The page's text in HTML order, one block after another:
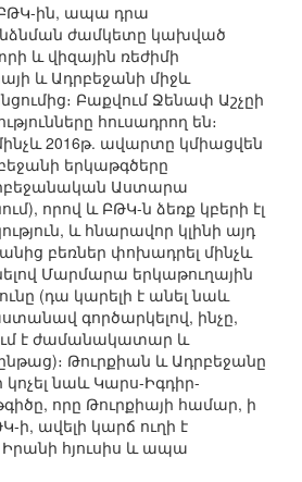
ԲԹԿ-ին, ապա դրա
ժամկետը կախված
և վիզային ռեժիմի
և Ադրբեջանի միջև
Բաքվում Ջենափ Աշչըի
հուսադրող են։
2016թ. ավարտը կմիացվեն
երկաթգծերը
Աստարա
որով և ԲԹԿ-ն ձեռք կբերի էլ
և հնարավոր կլինի այդ
բեռներ փոխադրել մինչև
Մարմարա երկաթուղային
(դա կարելի է անել նաև
գործարկելով, ինչը,
է ժամանակատար և
Թուրքիան և Ադրբեջանը
կոչել նաև Կարս-Իգդիր-
որը Թուրքիայի համար, ի
ի, ավելի կարճ ուղի է
հյուսիս և ապա